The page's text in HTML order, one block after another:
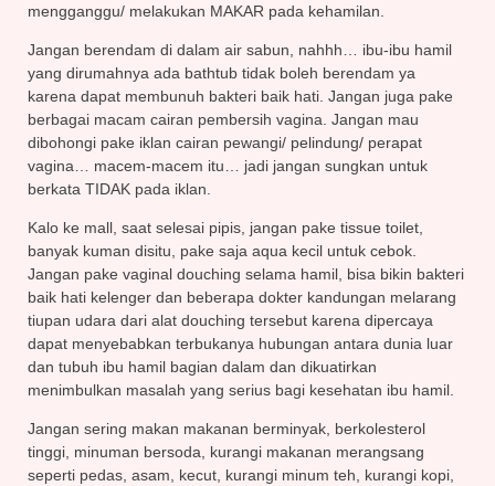
mengganggu/ melakukan MAKAR pada kehamilan.
Jangan berendam di dalam air sabun, nahhh… ibu-ibu hamil
yang dirumahnya ada bathtub tidak boleh berendam ya
karena dapat membunuh bakteri baik hati. Jangan juga pake
berbagai macam cairan pembersih vagina. Jangan mau
dibohongi pake iklan cairan pewangi/ pelindung/ perapat
vagina… macem-macem itu… jadi jangan sungkan untuk
berkata TIDAK pada iklan.
Kalo ke mall, saat selesai pipis, jangan pake tissue toilet,
banyak kuman disitu, pake saja aqua kecil untuk cebok.
Jangan pake vaginal douching selama hamil, bisa bikin bakteri
baik hati kelenger dan beberapa dokter kandungan melarang
tiupan udara dari alat douching tersebut karena dipercaya
dapat menyebabkan terbukanya hubungan antara dunia luar
dan tubuh ibu hamil bagian dalam dan dikuatirkan
menimbulkan masalah yang serius bagi kesehatan ibu hamil.
Jangan sering makan makanan berminyak, berkolesterol
tinggi, minuman bersoda, kurangi makanan merangsang
seperti pedas, asam, kecut, kurangi minum teh, kurangi kopi,